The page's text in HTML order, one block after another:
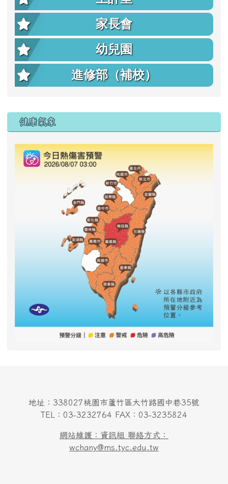
家長會
幼兒園
進修部（補校）
右邊區域內容
健康氣象
地址：338027桃園市蘆竹區大竹路國中巷35號
TEL：03-3232764 FAX：03-3235824
網站維護：資訊組 聯絡方式：
wchany@ms.tyc.edu.tw